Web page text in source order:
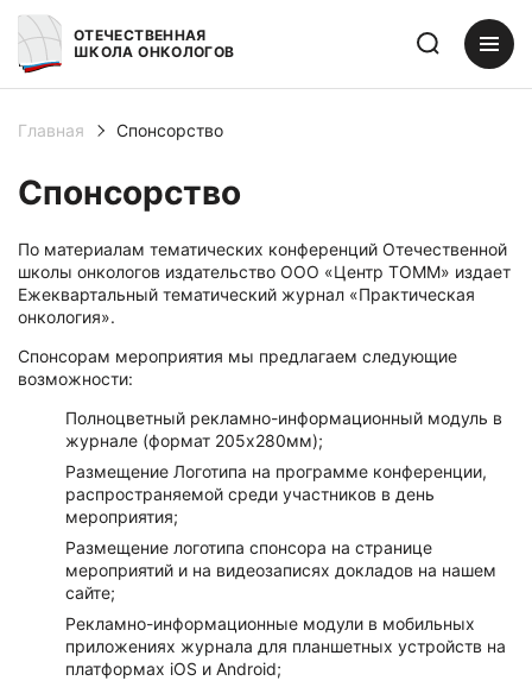
ОТЕЧЕСТВЕННАЯ
ШКОЛА ОНКОЛОГОВ
Главная Спонсорство
Спонсорство
По материалам тематических конференций Отечественной
школы онкологов издательство ООО «Центр ТОММ» издает
Ежеквартальный тематический журнал «Практическая
онкология».
Спонсорам мероприятия мы предлагаем следующие
возможности:
Полноцветный рекламно-информационный модуль в
журнале (формат 205x280мм);
Размещение Логотипа на программе конференции,
распространяемой среди участников в день
мероприятия;
Размещение логотипа спонсора на странице
мероприятий и на видеозаписях докладов на нашем
сайте;
Рекламно-информационные модули в мобильных
приложениях журнала для планшетных устройств на
платформах iOS и Android;